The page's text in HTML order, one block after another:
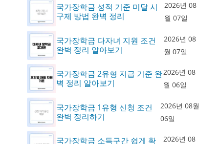
국가장학금 성적 기준 미달 시
구제 방법 완벽 정리
2026년 08
월 07일
국가장학금 다자녀 지원 조건
완벽 정리 알아보기
2026년 08
월 07일
국가장학금 2유형 지급 기준 완
벽 정리 알아보기
2026년 08
월 06일
국가장학금 1유형 신청 조건
완벽 정리하기
2026년 08월
06일
국가장학금 소득구간 쉽게 확
2026년 08